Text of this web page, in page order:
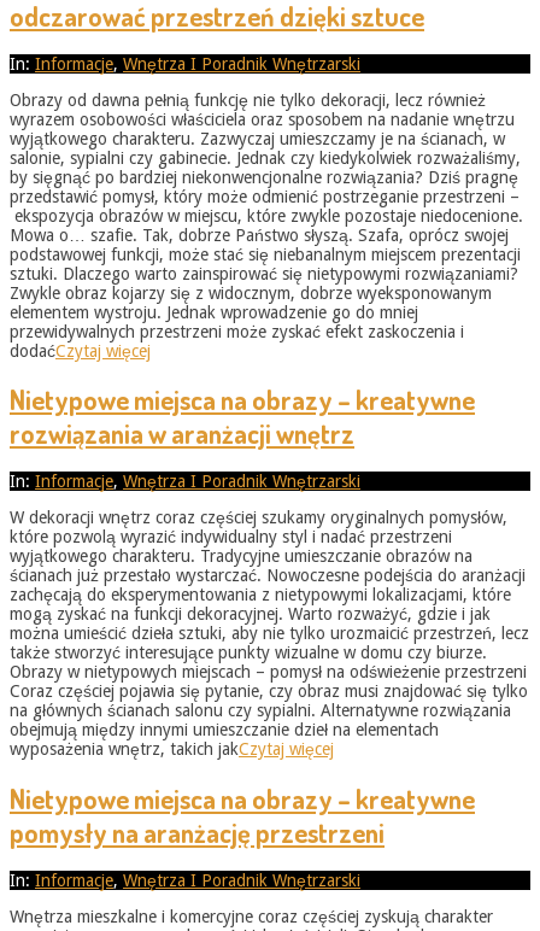
odczarować przestrzeń dzięki sztuce
2026-
31
In: Informacje, Wnętrza I Poradnik Wnętrzarski
Obrazy od dawna pełnią funkcję nie tylko dekoracji, lecz również
wyrazem osobowości właściciela oraz sposobem na nadanie wnętrzu
wyjątkowego charakteru. Zazwyczaj umieszczamy je na ścianach, w
salonie, sypialni czy gabinecie. Jednak czy kiedykolwiek rozważaliśmy,
by sięgnąć po bardziej niekonwencjonalne rozwiązania? Dziś pragnę
przedstawić pomysł, który może odmienić postrzeganie przestrzeni –
ekspozycja obrazów w miejscu, które zwykle pozostaje niedocenione.
Mowa o… szafie. Tak, dobrze Państwo słyszą. Szafa, oprócz swojej
podstawowej funkcji, może stać się niebanalnym miejscem prezentacji
sztuki. Dlaczego warto zainspirować się nietypowymi rozwiązaniami?
Zwykle obraz kojarzy się z widocznym, dobrze wyeksponowanym
elementem wystroju. Jednak wprowadzenie go do mniej
przewidywalnych przestrzeni może zyskać efekt zaskoczenia i
dodaćCzytaj więcej
Nietypowe miejsca na obrazy – kreatywne
rozwiązania w aranżacji wnętrz
2026-
31
In: Informacje, Wnętrza I Poradnik Wnętrzarski
W dekoracji wnętrz coraz częściej szukamy oryginalnych pomysłów,
które pozwolą wyrazić indywidualny styl i nadać przestrzeni
wyjątkowego charakteru. Tradycyjne umieszczanie obrazów na
ścianach już przestało wystarczać. Nowoczesne podejścia do aranżacji
zachęcają do eksperymentowania z nietypowymi lokalizacjami, które
mogą zyskać na funkcji dekoracyjnej. Warto rozważyć, gdzie i jak
można umieścić dzieła sztuki, aby nie tylko urozmaicić przestrzeń, lecz
także stworzyć interesujące punkty wizualne w domu czy biurze.
Obrazy w nietypowych miejscach – pomysł na odświeżenie przestrzeni
Coraz częściej pojawia się pytanie, czy obraz musi znajdować się tylko
na głównych ścianach salonu czy sypialni. Alternatywne rozwiązania
obejmują między innymi umieszczanie dzieł na elementach
wyposażenia wnętrz, takich jakCzytaj więcej
Nietypowe miejsca na obrazy – kreatywne
pomysły na aranżację przestrzeni
2026-
31
In: Informacje, Wnętrza I Poradnik Wnętrzarski
Wnętrza mieszkalne i komercyjne coraz częściej zyskują charakter